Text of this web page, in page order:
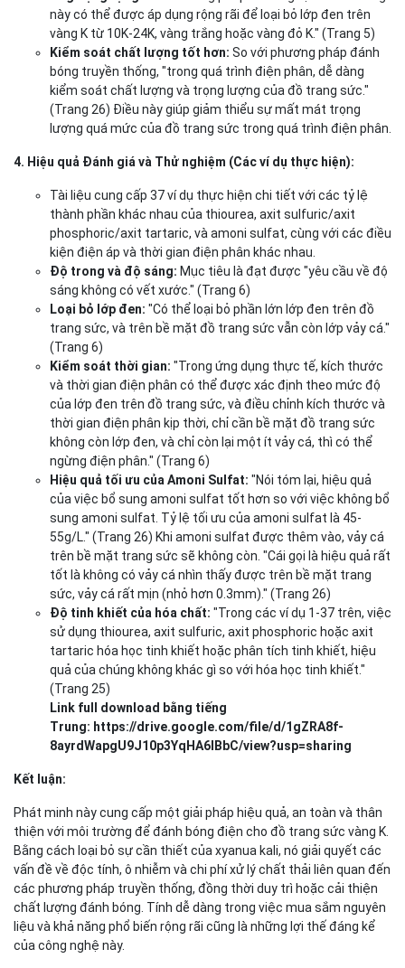
này có thể được áp dụng rộng rãi để loại bỏ lớp đen trên
vàng K từ 10K-24K, vàng trắng hoặc vàng đỏ K." (Trang 5)
Kiểm soát chất lượng tốt hơn: So với phương pháp đánh
bóng truyền thống, "trong quá trình điện phân, dễ dàng
kiểm soát chất lượng và trọng lượng của đồ trang sức."
(Trang 26) Điều này giúp giảm thiểu sự mất mát trọng
lượng quá mức của đồ trang sức trong quá trình điện phân.
4. Hiệu quả Đánh giá và Thử nghiệm (Các ví dụ thực hiện):
Tài liệu cung cấp 37 ví dụ thực hiện chi tiết với các tỷ lệ
thành phần khác nhau của thiourea, axit sulfuric/axit
phosphoric/axit tartaric, và amoni sulfat, cùng với các điều
kiện điện áp và thời gian điện phân khác nhau.
Độ trong và độ sáng: Mục tiêu là đạt được "yêu cầu về độ
sáng không có vết xước." (Trang 6)
Loại bỏ lớp đen: "Có thể loại bỏ phần lớn lớp đen trên đồ
trang sức, và trên bề mặt đồ trang sức vẫn còn lớp vảy cá."
(Trang 6)
Kiểm soát thời gian: "Trong ứng dụng thực tế, kích thước
và thời gian điện phân có thể được xác định theo mức độ
của lớp đen trên đồ trang sức, và điều chỉnh kích thước và
thời gian điện phân kịp thời, chỉ cần bề mặt đồ trang sức
không còn lớp đen, và chỉ còn lại một ít vảy cá, thì có thể
ngừng điện phân." (Trang 6)
Hiệu quả tối ưu của Amoni Sulfat: "Nói tóm lại, hiệu quả
của việc bổ sung amoni sulfat tốt hơn so với việc không bổ
sung amoni sulfat. Tỷ lệ tối ưu của amoni sulfat là 45-
55g/L." (Trang 26) Khi amoni sulfat được thêm vào, vảy cá
trên bề mặt trang sức sẽ không còn. "Cái gọi là hiệu quả rất
tốt là không có vảy cá nhìn thấy được trên bề mặt trang
sức, vảy cá rất mịn (nhỏ hơn 0.3mm)." (Trang 26)
Độ tinh khiết của hóa chất: "Trong các ví dụ 1-37 trên, việc
sử dụng thiourea, axit sulfuric, axit phosphoric hoặc axit
tartaric hóa học tinh khiết hoặc phân tích tinh khiết, hiệu
quả của chúng không khác gì so với hóa học tinh khiết."
(Trang 25)
Link full download bằng tiếng
Trung: https://drive.google.com/file/d/1gZRA8f-
8ayrdWapgU9J10p3YqHA6lBbC/view?usp=sharing
Kết luận:
Phát minh này cung cấp một giải pháp hiệu quả, an toàn và thân
thiện với môi trường để đánh bóng điện cho đồ trang sức vàng K.
Bằng cách loại bỏ sự cần thiết của xyanua kali, nó giải quyết các
vấn đề về độc tính, ô nhiễm và chi phí xử lý chất thải liên quan đến
các phương pháp truyền thống, đồng thời duy trì hoặc cải thiện
chất lượng đánh bóng. Tính dễ dàng trong việc mua sắm nguyên
liệu và khả năng phổ biến rộng rãi cũng là những lợi thế đáng kể
của công nghệ này.